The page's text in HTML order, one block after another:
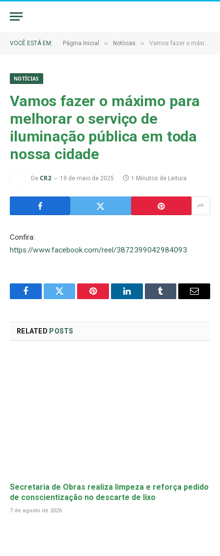
VOCÊ ESTÁ EM: Página Inicial » Notícias » Vamos fazer o máximo para melhorar o serviço de iluminação pública em toda nossa cidade
NOTÍCIAS
Vamos fazer o máximo para
melhorar o serviço de
iluminação pública em toda
nossa cidade
De CR2 19 de maio de 2025 1 Minutos de Leitura
Confira:
https://www.facebook.com/reel/3872399042984093
FacebookTwitter Pinterest LinkedInTumblr Email
RELATED POSTS
Secretaria de Obras realiza limpeza e reforça pedido
de conscientização no descarte de lixo
7 de agosto de 2026